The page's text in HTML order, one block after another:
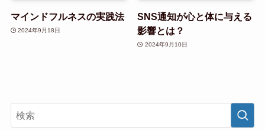
マインドフルネスの実践法
2024年9月18日
SNS通知が心と体に与える
影響とは？
2024年9月10日